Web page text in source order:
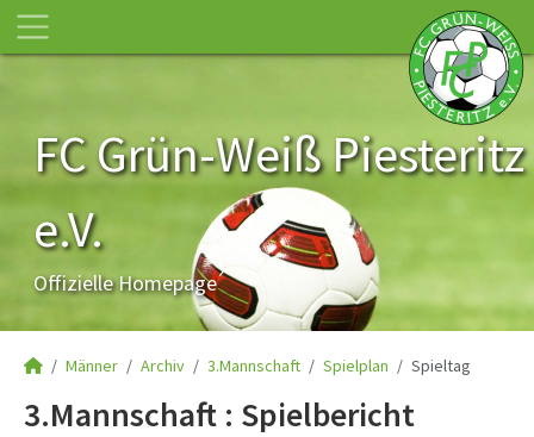
FC Grün-Weiß Piesteritz
e.V.
Offizielle Homepage
Männer Archiv 3.Mannschaft Spielplan Spieltag
3.Mannschaft : Spielbericht